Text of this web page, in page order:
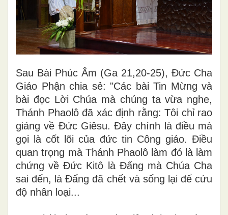
Sau Bài Phúc Âm (Ga 21,20-25), Đức Cha
Giáo Phận chia sẻ: "Các bài Tin Mừng và
bài đọc Lời Chúa mà chúng ta vừa nghe,
Thánh Phaolô đã xác định rằng: Tôi chỉ rao
giảng về Đức Giêsu. Đây chính là điều mà
gọi là cốt lõi của đức tin Công giáo. Điều
quan trọng mà Thánh Phaolô làm đó là làm
chứng về Đức Kitô là Đấng mà Chúa Cha
sai đến, là Đấng đã chết và sống lại để cứu
độ nhân loại...